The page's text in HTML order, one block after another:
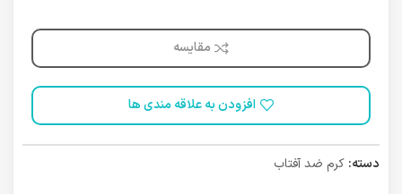
مقایسه
افزودن به علاقه مندی ها
دسته: کرم ضد آفتاب